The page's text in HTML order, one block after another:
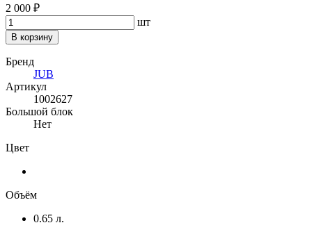
2 000 ₽
шт
В корзину
Бренд
JUB
Артикул
1002627
Большой блок
Нет
Цвет
Объём
0.65 л.